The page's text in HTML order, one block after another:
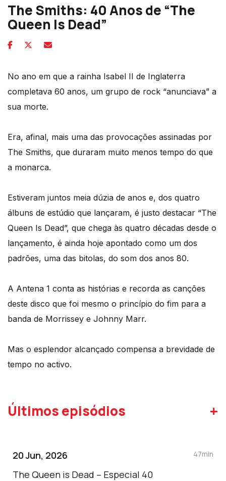
The Smiths: 40 Anos de “The
Queen Is Dead”
No ano em que a rainha Isabel II de Inglaterra
completava 60 anos, um grupo de rock “anunciava” a
sua morte.
Era, afinal, mais uma das provocações assinadas por
The Smiths, que duraram muito menos tempo do que
a monarca.
Estiveram juntos meia dúzia de anos e, dos quatro
álbuns de estúdio que lançaram, é justo destacar “The
Queen Is Dead”, que chega às quatro décadas desde o
lançamento, é ainda hoje apontado como um dos
padrões, uma das bitolas, do som dos anos 80.
A Antena 1 conta as histórias e recorda as canções
deste disco que foi mesmo o princípio do fim para a
banda de Morrissey e Johnny Marr.
Mas o esplendor alcançado compensa a brevidade de
tempo no activo.
Últimos episódios +
20 Jun, 2026
The Queen is Dead – Especial 40
47min